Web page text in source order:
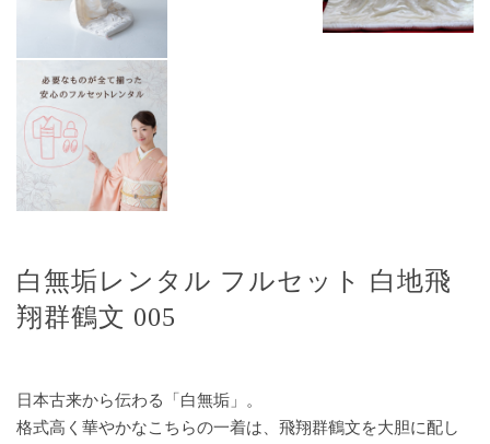
白無垢レンタル フルセット 白地飛
翔群鶴文 005
日本古来から伝わる「白無垢」。
格式高く華やかなこちらの一着は、飛翔群鶴文を大胆に配し